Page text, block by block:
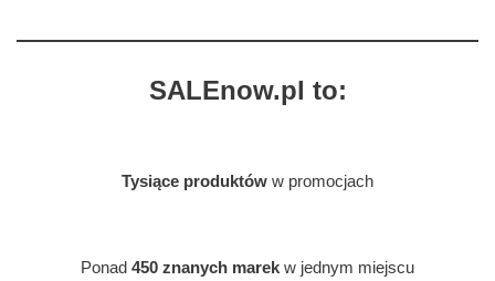
SALEnow.pl to:
Tysiące produktów w promocjach
Ponad 450 znanych marek w jednym miejscu